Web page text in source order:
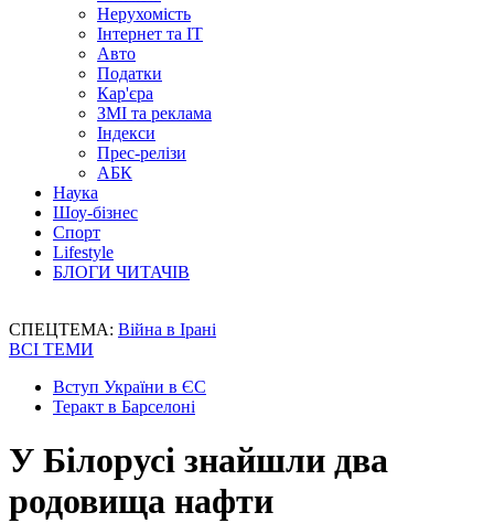
Нерухомість
Інтернет та IT
Авто
Податки
Кар'єра
ЗМІ та реклама
Індекси
Прес-релізи
АБК
Наука
Шоу-бізнес
Спорт
Lifestyle
БЛОГИ ЧИТАЧІВ
СПЕЦТЕМА: Війна в Ірані
ВСІ ТЕМИ
Вступ України в ЄС
Теракт в Барселоні
У Білорусі знайшли два
родовища нафти